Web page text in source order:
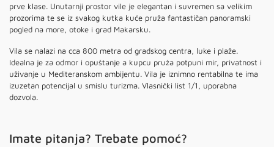
prve klase. Unutarnji prostor vile je elegantan i suvremen sa velikim
prozorima te se iz svakog kutka kuće pruža fantastičan panoramski
pogled na more, otoke i grad Makarsku.
Vila se nalazi na cca 800 metra od gradskog centra, luke i plaže.
Idealna je za odmor i opuštanje a kupcu pruža potpuni mir, privatnost i
uživanje u Mediteranskom ambijentu. Vila je iznimno rentabilna te ima
izuzetan potencijal u smislu turizma. Vlasnički list 1/1, uporabna
dozvola.
Imate pitanja? Trebate pomoć?